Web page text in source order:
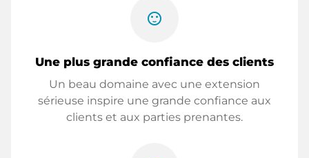
sentiment_satisfied
Une plus grande confiance des clients
Un beau domaine avec une extension
sérieuse inspire une grande confiance aux
clients et aux parties prenantes.